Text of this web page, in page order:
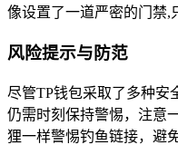
像设置了一道严密的门禁,
风险提示与防范
尽管TP钱包采取了多种安
仍需时刻保持警惕，注意
狸一样警惕钓鱼链接，避